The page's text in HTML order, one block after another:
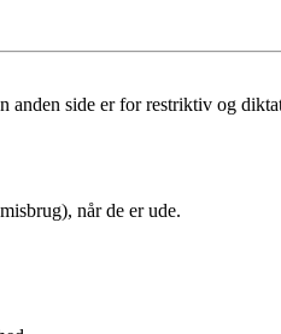
side er for restriktiv og
når de er ude.